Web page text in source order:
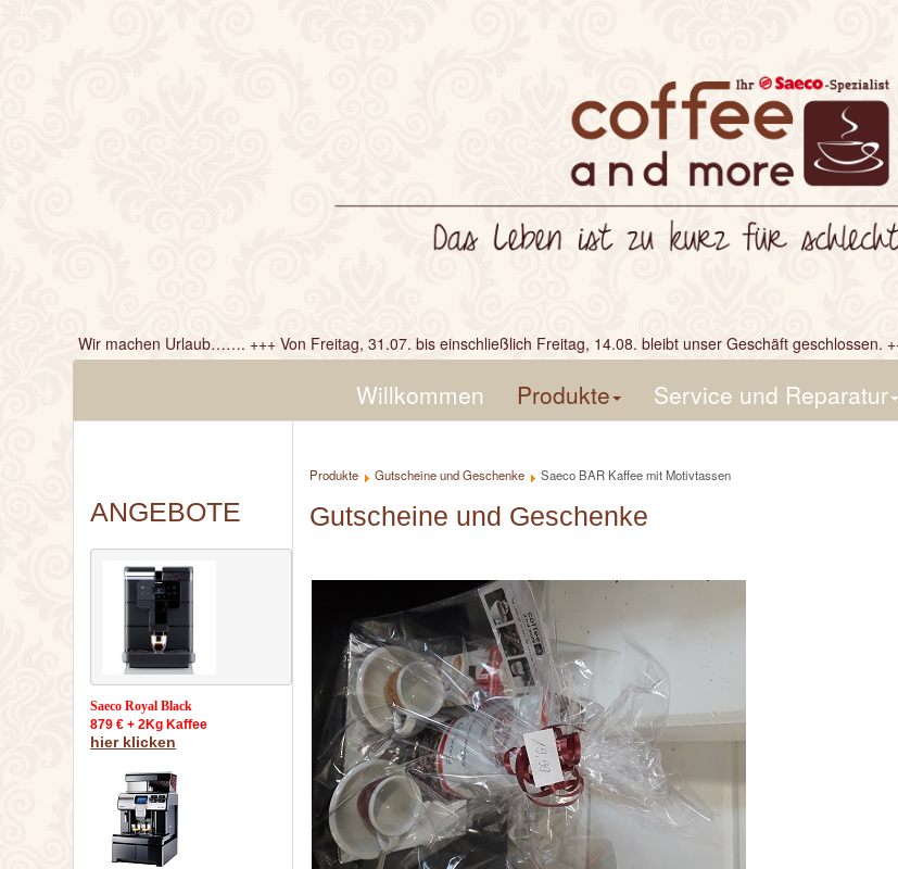
Wir machen Urlaub……. +++ Von Freitag, 31.07. bis einschließlich Freitag, 14.08. bleibt unser Geschäft geschlossen.
Fällen erreichen sie unsere Filiale in Gottmadingen unter 07731 791345
Willkommen Produkte Service und Reparatur
Produkte Gutscheine und Geschenke Saeco BAR Kaffee mit Motivtassen
Gutscheine und Geschenke
ANGEBOTE
Saeco Royal Black
879 € + 2Kg Kaffee
hier klicken